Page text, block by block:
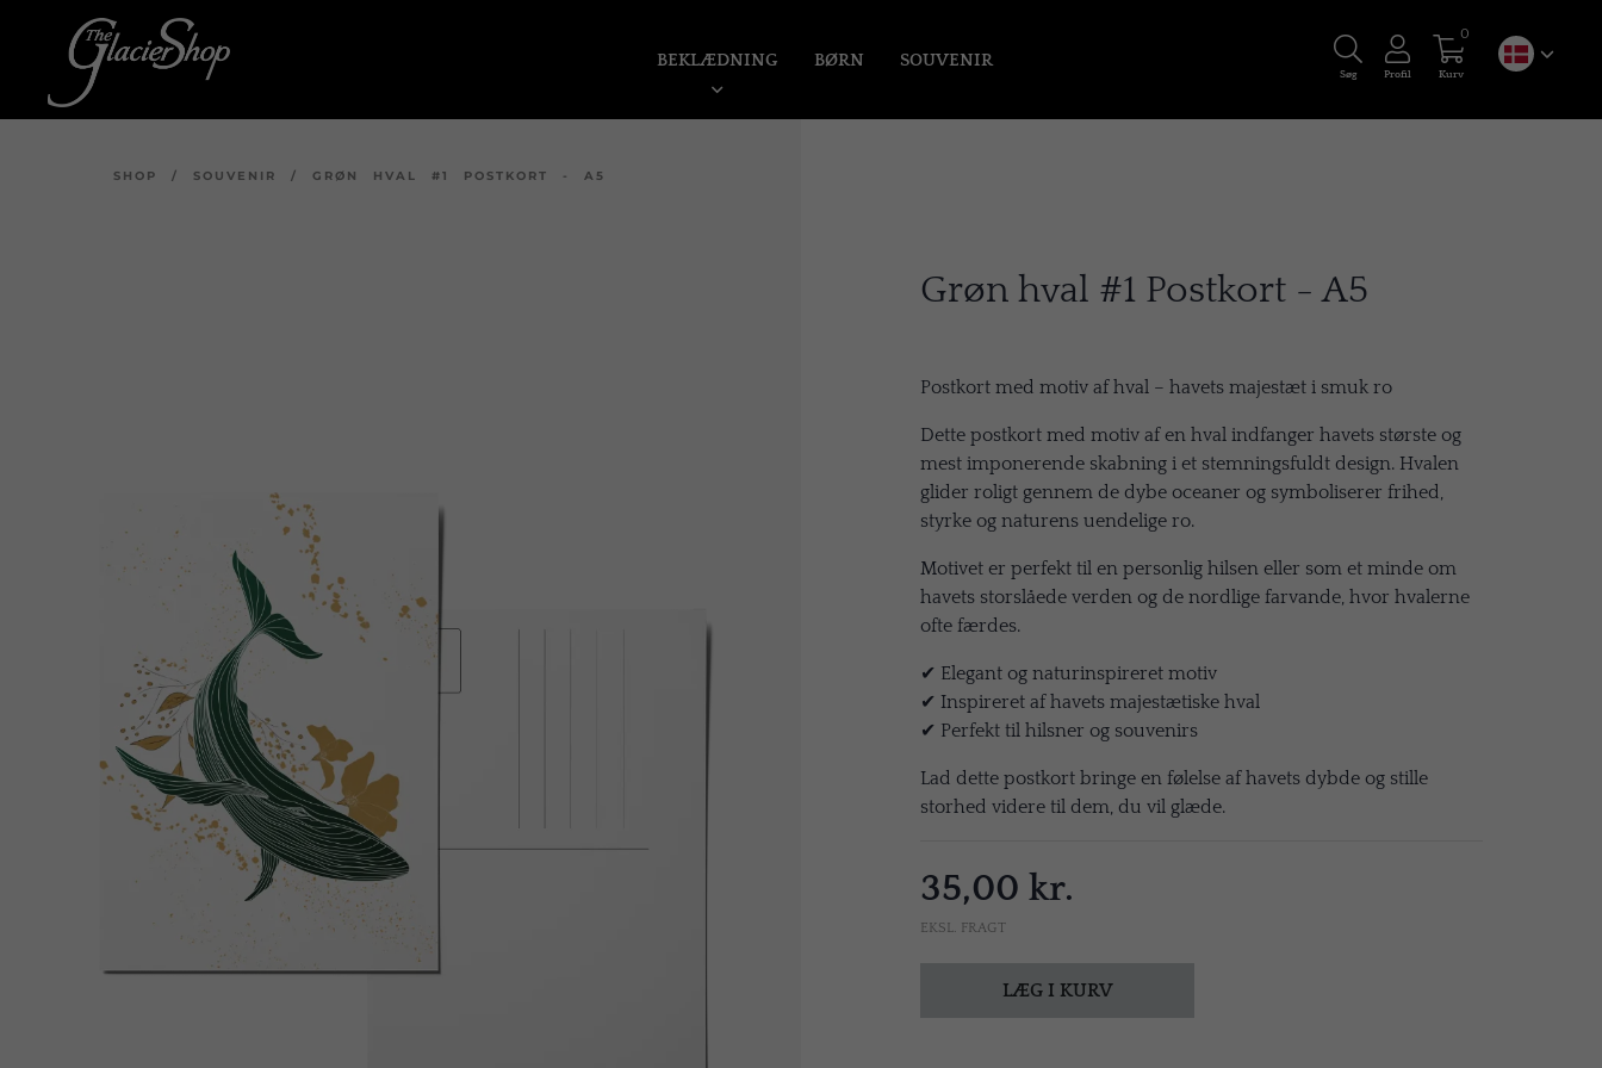
BEKLÆDNING BØRN SOUVENIR
Søg Profil Kurv
0
SHOP / SOUVENIR /GRØN HVAL #1 POSTKORT - A5
Grøn hval #1 Postkort - A5
Postkort med motiv af hval – havets majestæt i smuk ro
Dette postkort med motiv af en hval indfanger havets største og
mest imponerende skabning i et stemningsfuldt design. Hvalen
glider roligt gennem de dybe oceaner og symboliserer frihed,
styrke og naturens uendelige ro.
Motivet er perfekt til en personlig hilsen eller som et minde om
havets storslåede verden og de nordlige farvande, hvor hvalerne
ofte færdes.
✔ Elegant og naturinspireret motiv
✔ Inspireret af havets majestætiske hval
✔ Perfekt til hilsner og souvenirs
Lad dette postkort bringe en følelse af havets dybde og stille
storhed videre til dem, du vil glæde.
35,00 kr.
EKSL. FRAGT
LÆG I KURV